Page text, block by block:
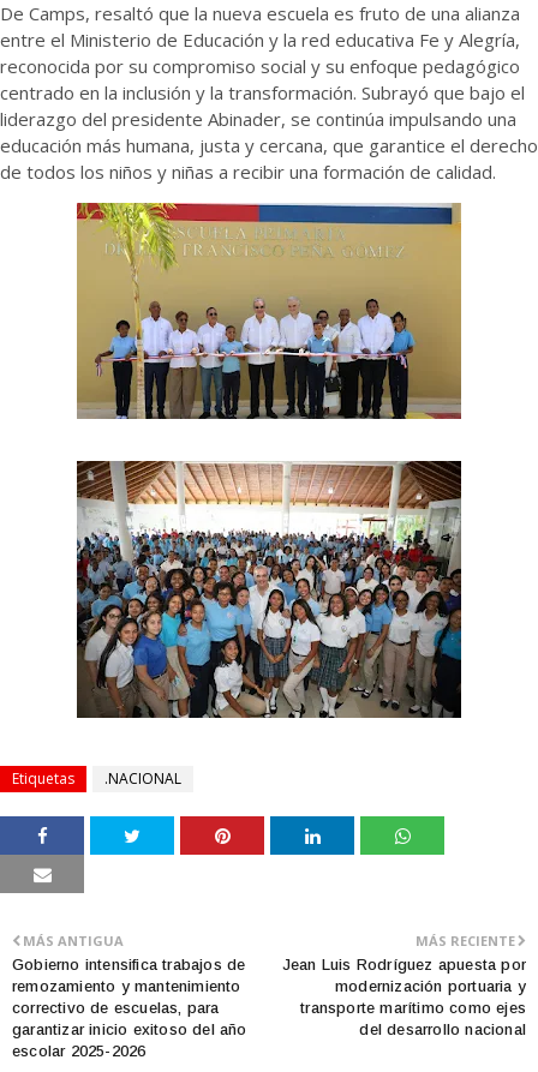
De Camps, resaltó que la nueva escuela es fruto de una alianza
entre el Ministerio de Educación y la red educativa Fe y Alegría,
reconocida por su compromiso social y su enfoque pedagógico
centrado en la inclusión y la transformación. Subrayó que bajo el
liderazgo del presidente Abinader, se continúa impulsando una
educación más humana, justa y cercana, que garantice el derecho
de todos los niños y niñas a recibir una formación de calidad.
Etiquetas .NACIONAL
MÁS RECIENTE
Jean Luis Rodríguez apuesta por
modernización portuaria y
transporte marítimo como ejes
del desarrollo nacional
MÁS ANTIGUA
Gobierno intensifica trabajos de
remozamiento y mantenimiento
correctivo de escuelas, para
garantizar inicio exitoso del año
escolar 2025-2026